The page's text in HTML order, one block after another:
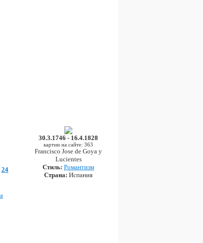
24
30.3.1746 - 16.4.1828
картин на сайте: 363
Francisco Jose de Goya y
Lucientes
Стиль: Романтизм
Страна: Испания